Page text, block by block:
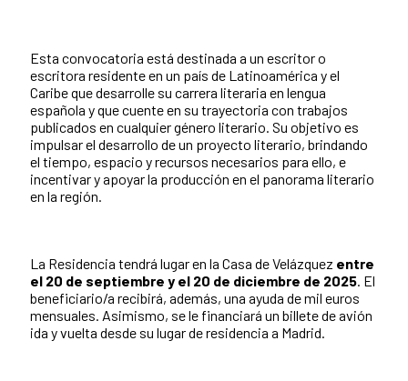
Esta convocatoria está destinada a un escritor o
escritora residente en un país de Latinoamérica y el
Caribe que desarrolle su carrera literaria en lengua
española y que cuente en su trayectoria con trabajos
publicados en cualquier género literario. Su objetivo es
impulsar el desarrollo de un proyecto literario, brindando
el tiempo, espacio y recursos necesarios para ello, e
incentivar y apoyar la producción en el panorama literario
en la región.
La Residencia tendrá lugar en la Casa de Velázquez entre
el 20 de septiembre y el 20 de diciembre de 2025 . El
beneficiario/a recibirá, además, una ayuda de mil euros
mensuales. Asimismo, se le financiará un billete de avión
ida y vuelta desde su lugar de residencia a Madrid.